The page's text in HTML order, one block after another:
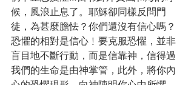
候，風浪止息了。耶穌卻同樣反問門
徒，為甚麼膽怯？你們還沒有信心嗎？
恐懼的相對是信心﹗要克服恐懼，並非
盲目地不斷行動，而是信靠神，信得過
我們的生命是由神掌管，此外，將你內